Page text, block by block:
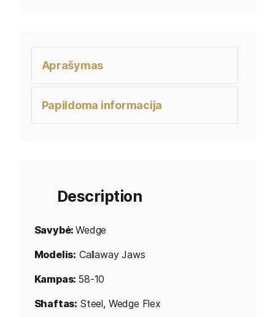
Aprašymas
Papildoma informacija
Description
Savybė:Wedge
Modelis: Callaway Jaws
Kampas: 58-10
Shaftas: Steel, Wedge Flex